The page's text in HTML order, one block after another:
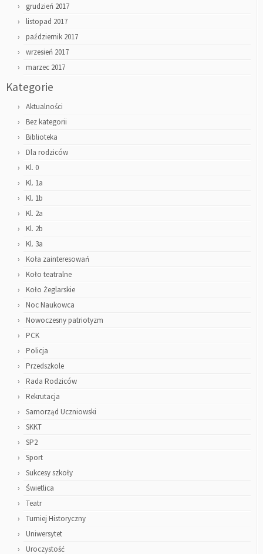
grudzień 2017
listopad 2017
październik 2017
wrzesień 2017
marzec 2017
Kategorie
Aktualności
Bez kategorii
Biblioteka
Dla rodziców
Kl. 0
Kl. 1a
Kl. 1b
Kl. 2a
Kl. 2b
Kl. 3a
Koła zainteresowań
Koło teatralne
Koło Żeglarskie
Noc Naukowca
Nowoczesny patriotyzm
PCK
Policja
Przedszkole
Rada Rodziców
Rekrutacja
Samorząd Uczniowski
SKKT
SP2
Sport
Sukcesy szkoły
Świetlica
Teatr
Turniej Historyczny
Uniwersytet
Uroczystość